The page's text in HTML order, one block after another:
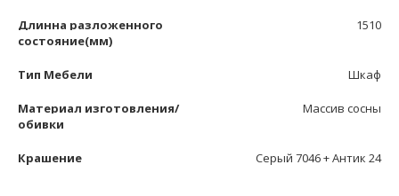
Длинна разложенного
состояние(мм)
1510
Тип Мебели Шкаф
Материал изготовления/
обивки
Массив сосны
Крашение Серый 7046 + Антик 24